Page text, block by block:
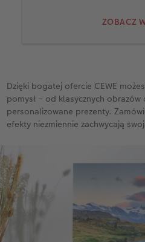
ZOBACZ
mocowanie, aby
personalizacja projektu
zdjęcie, ale także
wykończenia, efekty
dodatkowe elementy,
kilku najpiękniejszych
najwyższa jakość druku:
technologii
ostrość i kolory
Dzięki nim Twoje
trwałą ozdobą domu.
Dzięki bogatej ofercie CEWE
pomysł – od klasycznych
personalizowane prezenty.
efekty niezmiennie zachwycają